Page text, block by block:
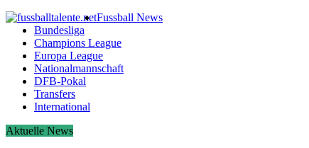
Fussball News
Bundesliga
Champions League
Europa League
Nationalmannschaft
DFB-Pokal
Transfers
International
Aktuelle News